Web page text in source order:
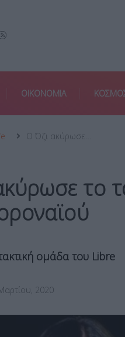
ΟΙΚΟΝΟΜΙΑ
Ο Όζι ακύρωσε…
το
ομάδα του Libre
2020